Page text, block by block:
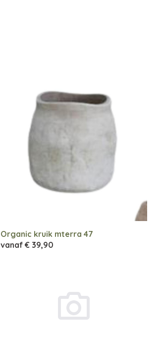
Organic kruik mterra 47
vanaf € 39,90